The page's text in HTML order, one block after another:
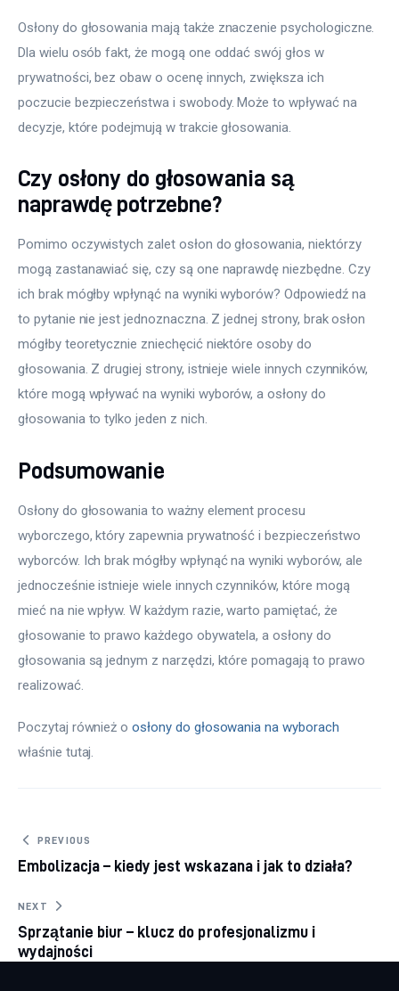
Osłony do głosowania mają także znaczenie psychologiczne.
Dla wielu osób fakt, że mogą one oddać swój głos w
prywatności, bez obaw o ocenę innych, zwiększa ich
poczucie bezpieczeństwa i swobody. Może to wpływać na
decyzje, które podejmują w trakcie głosowania.
Czy osłony do głosowania są
naprawdę potrzebne?
Pomimo oczywistych zalet osłon do głosowania, niektórzy
mogą zastanawiać się, czy są one naprawdę niezbędne. Czy
ich brak mógłby wpłynąć na wyniki wyborów? Odpowiedź na
to pytanie nie jest jednoznaczna. Z jednej strony, brak osłon
mógłby teoretycznie zniechęcić niektóre osoby do
głosowania. Z drugiej strony, istnieje wiele innych czynników,
które mogą wpływać na wyniki wyborów, a osłony do
głosowania to tylko jeden z nich.
Podsumowanie
Osłony do głosowania to ważny element procesu
wyborczego, który zapewnia prywatność i bezpieczeństwo
wyborców. Ich brak mógłby wpłynąć na wyniki wyborów, ale
jednocześnie istnieje wiele innych czynników, które mogą
mieć na nie wpływ. W każdym razie, warto pamiętać, że
głosowanie to prawo każdego obywatela, a osłony do
głosowania są jednym z narzędzi, które pomagają to prawo
realizować.
Poczytaj również o osłony do głosowania na wyborach
właśnie tutaj.
Nawigacja wpisu
PREVIOUS
Embolizacja – kiedy jest wskazana i jak to działa?
NEXT
Sprzątanie biur – klucz do profesjonalizmu i
wydajności